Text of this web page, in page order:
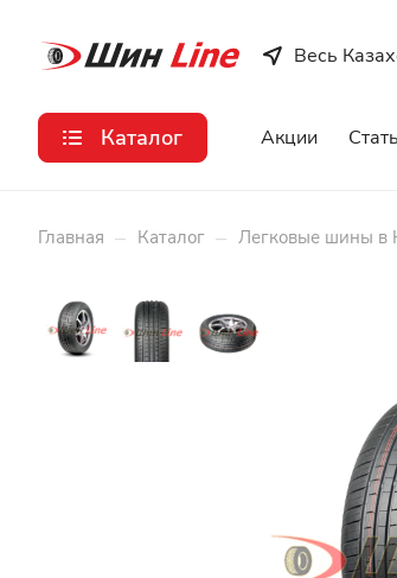
Весь
Каталог Акции
Главная – Каталог – Легковые шины в